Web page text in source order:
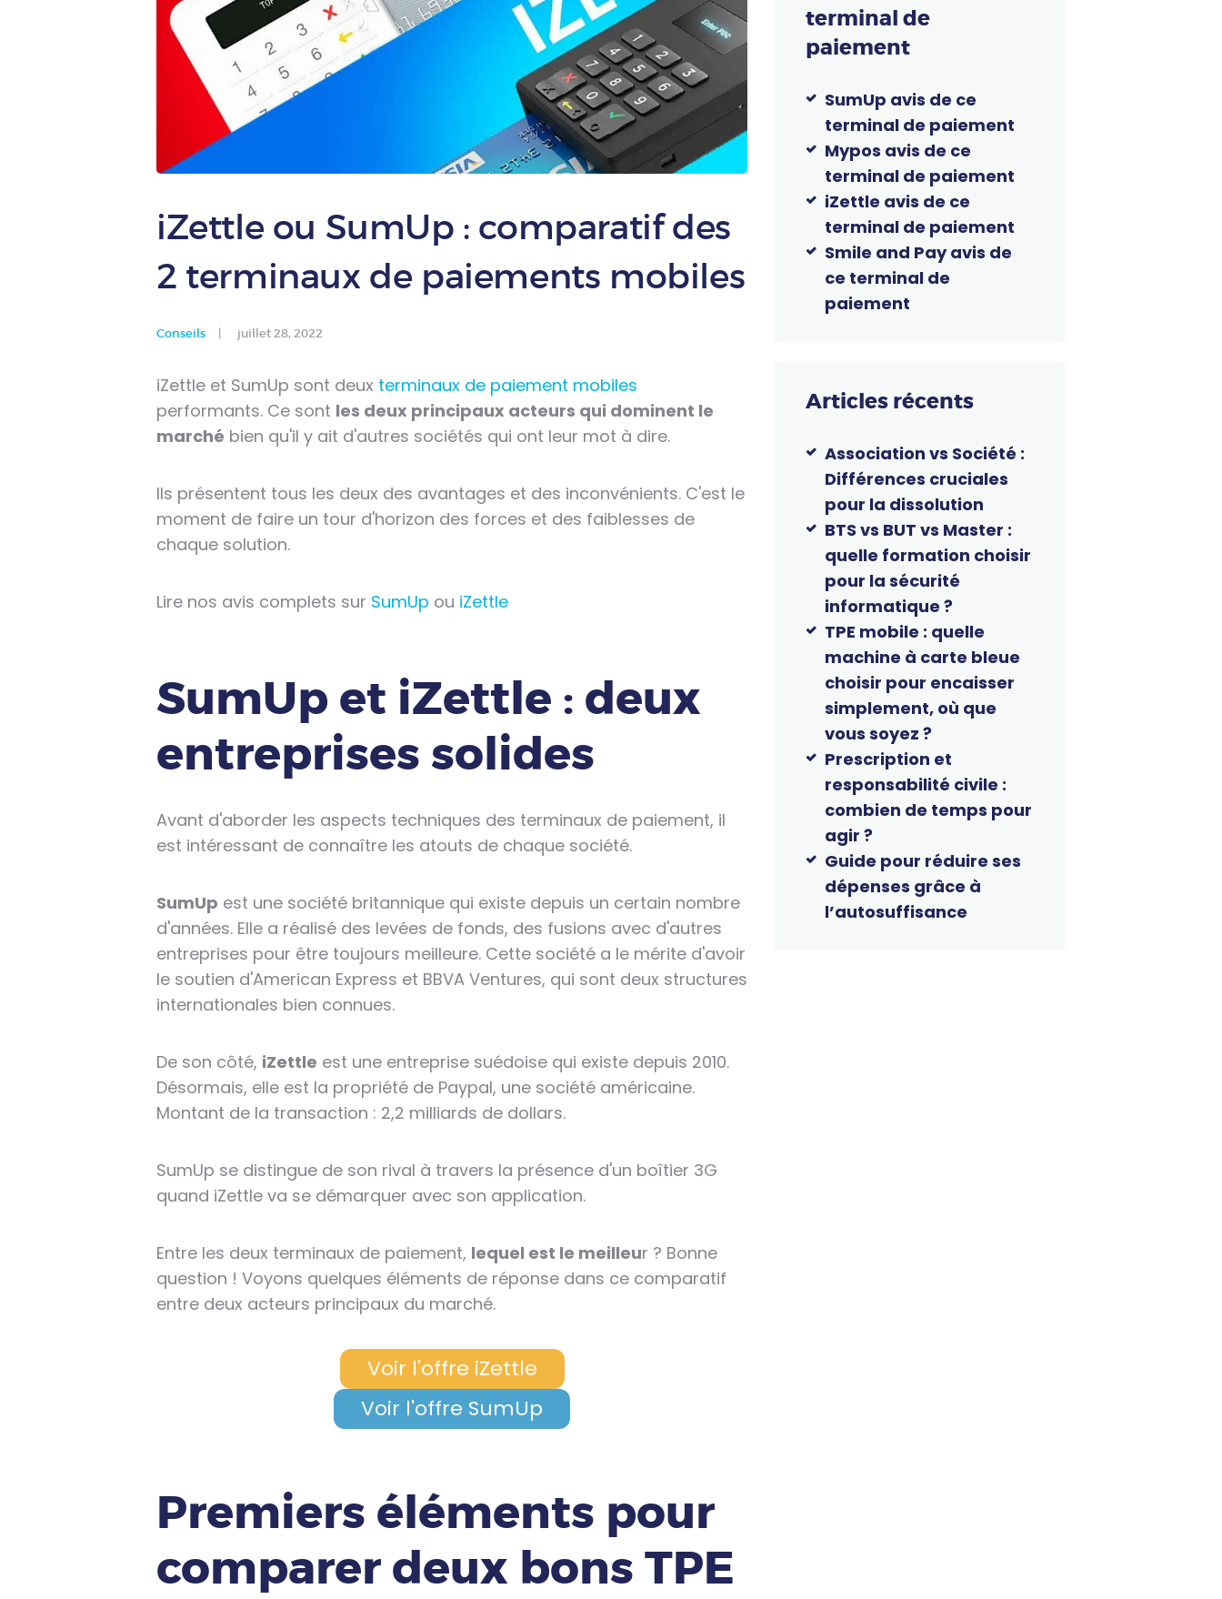
iZettle ou SumUp : comparatif des
2 terminaux de paiements mobiles
Conseils juillet 28, 2022
iZettle et SumUp sont deux terminaux de paiement mobiles
performants. Ce sont les deux principaux acteurs qui dominent le
marché bien qu'il y ait d'autres sociétés qui ont leur mot à dire.
Ils présentent tous les deux des avantages et des inconvénients. C'est le
moment de faire un tour d'horizon des forces et des faiblesses de
chaque solution.
Lire nos avis complets sur SumUp ou iZettle
SumUp et iZettle : deux
entreprises solides
Avant d'aborder les aspects techniques des terminaux de paiement, il
est intéressant de connaître les atouts de chaque société.
SumUp est une société britannique qui existe depuis un certain nombre
d'années. Elle a réalisé des levées de fonds, des fusions avec d'autres
entreprises pour être toujours meilleure. Cette société a le mérite d'avoir
le soutien d'American Express et BBVA Ventures, qui sont deux structures
internationales bien connues.
De son côté, iZettle est une entreprise suédoise qui existe depuis 2010.
Désormais, elle est la propriété de Paypal, une société américaine.
Montant de la transaction : 2,2 milliards de dollars.
SumUp se distingue de son rival à travers la présence d'un boîtier 3G
quand iZettle va se démarquer avec son application.
Entre les deux terminaux de paiement, lequel est le meilleur ? Bonne
question ! Voyons quelques éléments de réponse dans ce comparatif
entre deux acteurs principaux du marché.
Voir l'offre iZettle
Voir l'offre SumUp
Premiers éléments pour
comparer deux bons TPE
terminal de
paiement
SumUp avis de ce
terminal de paiement
Mypos avis de ce
terminal de paiement
iZettle avis de ce
terminal de paiement
Smile and Pay avis de
ce terminal de
paiement
Articles récents
Association vs Société :
Différences cruciales
pour la dissolution
BTS vs BUT vs Master :
quelle formation choisir
pour la sécurité
informatique ?
TPE mobile : quelle
machine à carte bleue
choisir pour encaisser
simplement, où que
vous soyez ?
Prescription et
responsabilité civile :
combien de temps pour
agir ?
Guide pour réduire ses
dépenses grâce à
l’autosuffisance